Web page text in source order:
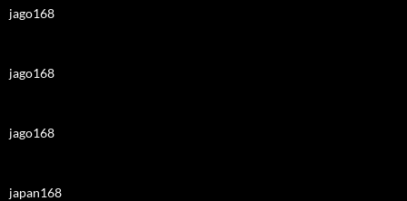
jago168
jago168
jago168
japan168